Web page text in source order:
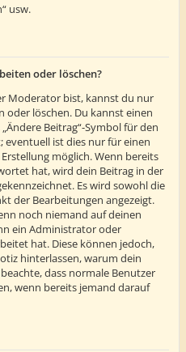
usw.
oder löschen?
Moderator bist, kannst du nur
oder löschen. Du kannst einen
Beitrag“-Symbol für den
eventuell ist dies nur für einen
möglich. Wenn bereits
hat, wird dein Beitrag in der
Es wird sowohl die
der Bearbeitungen angezeigt.
noch niemand auf deinen
ein Administrator oder
hat. Diese können jedoch,
hinterlassen, warum dein
dass normale Benutzer
wenn bereits jemand darauf